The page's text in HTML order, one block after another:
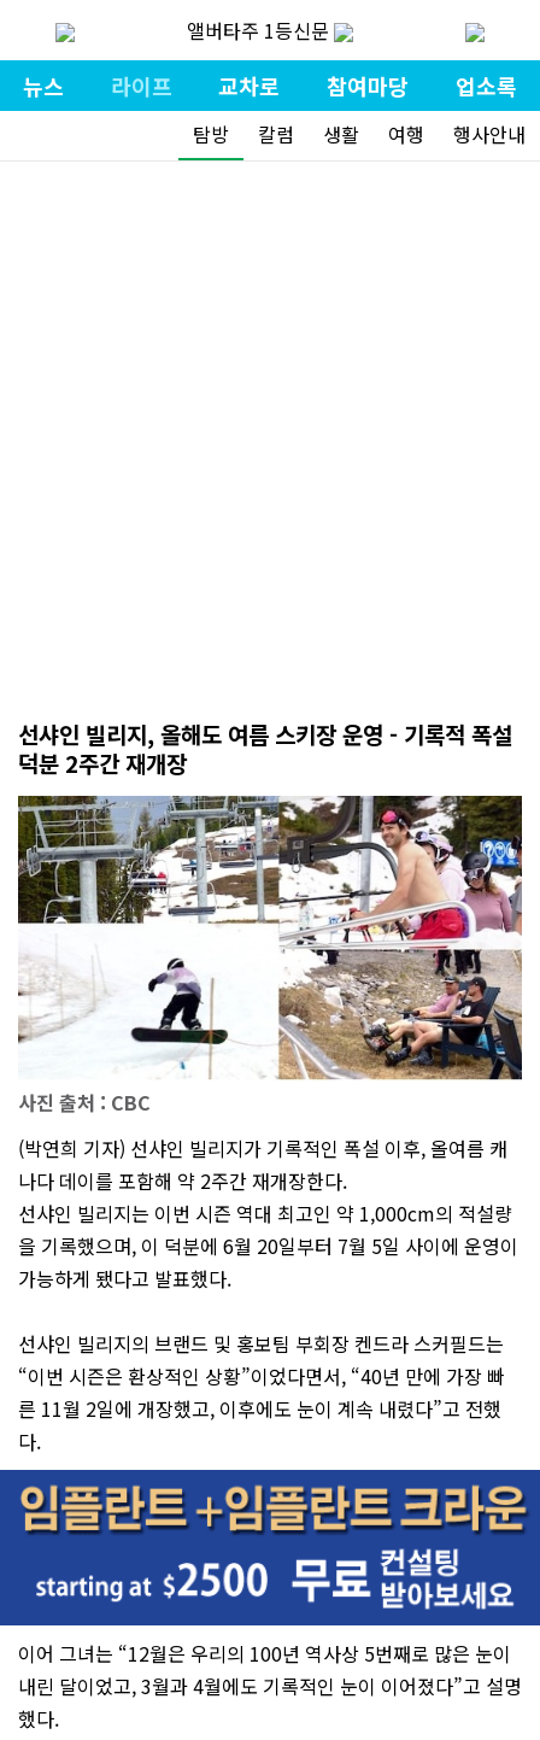
앨버타주 1등신문
뉴스 라이프 교차로 참여마당 업소록
탐방 칼럼 생활 여행 행사안내
선샤인 빌리지, 올해도 여름 스키장 운영 - 기록적 폭설
덕분 2주간 재개장
사진 출처 : CBC
(박연희 기자) 선샤인 빌리지가 기록적인 폭설 이후, 올여름 캐
나다 데이를 포함해 약 2주간 재개장한다.
선샤인 빌리지는 이번 시즌 역대 최고인 약 1,000cm의 적설량
을 기록했으며, 이 덕분에 6월 20일부터 7월 5일 사이에 운영이
가능하게 됐다고 발표했다.
선샤인 빌리지의 브랜드 및 홍보팀 부회장 켄드라 스커필드는
“이번 시즌은 환상적인 상황”이었다면서, “40년 만에 가장 빠
른 11월 2일에 개장했고, 이후에도 눈이 계속 내렸다”고 전했
다.
이어 그녀는 “12월은 우리의 100년 역사상 5번째로 많은 눈이
내린 달이었고, 3월과 4월에도 기록적인 눈이 이어졌다”고 설명
했다.